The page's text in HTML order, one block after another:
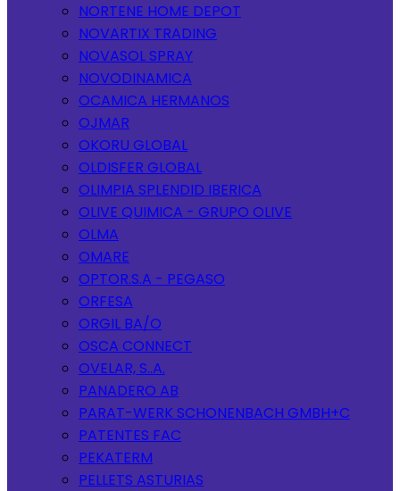
NORTENE HOME DEPOT
NOVARTIX TRADING
NOVASOL SPRAY
NOVODINAMICA
OCAMICA HERMANOS
OJMAR
OKORU GLOBAL
OLDISFER GLOBAL
OLIMPIA SPLENDID IBERICA
OLIVE QUIMICA - GRUPO OLIVE
OLMA
OMARE
OPTOR.S.A - PEGASO
ORFESA
ORGIL BA/O
OSCA CONNECT
OVELAR, S..A.
PANADERO AB
PARAT-WERK SCHONENBACH GMBH+C
PATENTES FAC
PEKATERM
PELLETS ASTURIAS